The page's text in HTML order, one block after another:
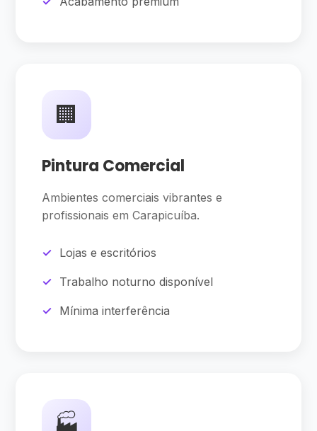
🏢
Pintura Comercial
Ambientes comerciais vibrantes e
profissionais em Carapicuíba.
Lojas e escritórios
Trabalho noturno disponível
Mínima interferência
🏭